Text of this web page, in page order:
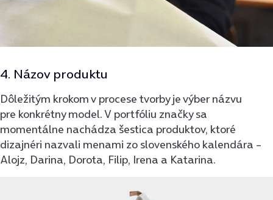
4. Názov produktu
Dôležitým krokom v procese tvorby je výber názvu
pre konkrétny model. V portfóliu značky sa
momentálne nachádza šestica produktov, ktoré
dizajnéri nazvali menami zo slovenského kalendára –
Alojz, Darina, Dorota, Filip, Irena a Katarina.